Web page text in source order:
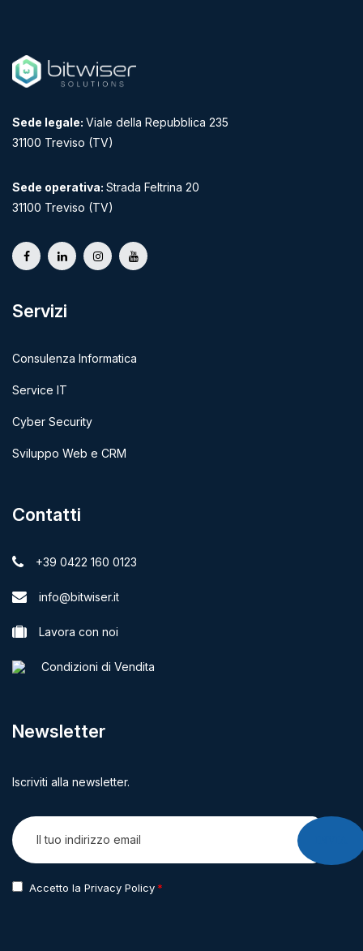
Sede legale: Viale della Repubblica 235
31100 Treviso (TV)
Sede operativa: Strada Feltrina 20
31100 Treviso (TV)
Servizi
Consulenza Informatica
Service IT
Cyber Security
Sviluppo Web e CRM
Contatti
+39 0422 160 0123
info@bitwiser.it
Lavora con noi
Condizioni di Vendita
Newsletter
Iscriviti alla newsletter.
Accetto la Privacy Policy